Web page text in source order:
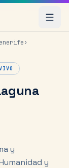
›
y
y